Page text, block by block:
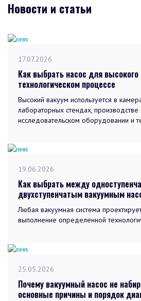
Новости и статьи
17.07.2026
Как выбрать насос для высокого
технологическом процессе
Высокий вакуум используется в
лабораторных стендах, производстве
исследовательском оборудовании и
19.06.2026
Как выбрать между
двухступенчатым вакуумным
Любая вакуумная система
выполнение определенной
25.05.2026
Почему вакуумный насос не
основные причины и порядок